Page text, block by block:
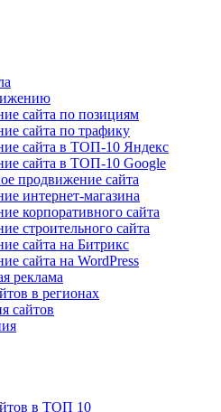
сайта по позициям
сайта по трафику
сайта в ТОП-10 Яндекс
сайта в ТОП-10 Google
продвижение сайта
интернет-магазина
корпоративного сайта
строительного сайта
сайта на Битрикс
сайта на WordPress
реклама
в регионах
сайтов
в ТОП 10